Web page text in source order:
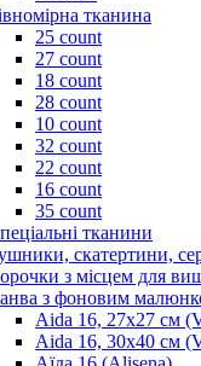
тканина
25 count
27 count
18 count
28 count
10 count
32 count
22 count
16 count
35 count
тканини
скатертини,
з місцем для
з фоновим
Aida 16, 27х27 см
Aida 16, 30х40 см